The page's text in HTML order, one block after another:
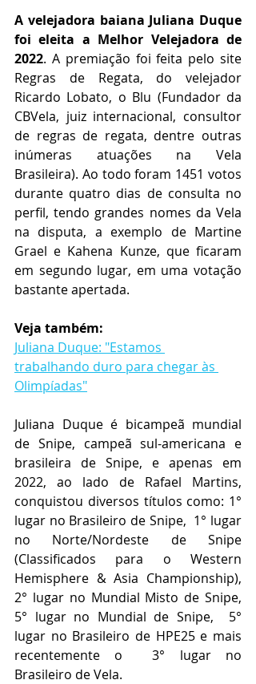
A velejadora baiana Juliana Duque
foi eleita a Melhor Velejadora de
2022. A premiação foi feita pelo site
Regras de Regata, do velejador
Ricardo Lobato, o Blu (Fundador da
CBVela, juiz internacional, consultor
de regras de regata, dentre outras
inúmeras atuações na Vela
Brasileira). Ao todo foram 1451 votos
durante quatro dias de consulta no
perfil, tendo grandes nomes da Vela
na disputa, a exemplo de Martine
Grael e Kahena Kunze, que ficaram
em segundo lugar, em uma votação
bastante apertada.
Veja também:
Juliana Duque: "Estamos
trabalhando duro para chegar às
Olimpíadas"
Juliana Duque é bicampeã mundial
de Snipe, campeã sul-americana e
brasileira de Snipe, e apenas em
2022, ao lado de Rafael Martins,
conquistou diversos títulos como: 1°
lugar no Brasileiro de Snipe,  1° lugar
no Norte/Nordeste de Snipe
(Classificados para o Western
Hemisphere & Asia Championship),
2° lugar no Mundial Misto de Snipe,
5° lugar no Mundial de Snipe,  5°
lugar no Brasileiro de HPE25 e mais
recentemente o  3° lugar no
Brasileiro de Vela.